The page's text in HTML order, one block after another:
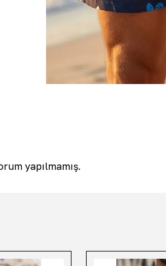
yapılmamış.